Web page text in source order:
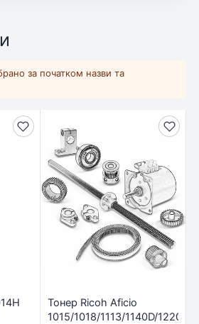
за початком назви та
Тонер Ricoh Aficio
1015/1018/1113/1140D/1220D,